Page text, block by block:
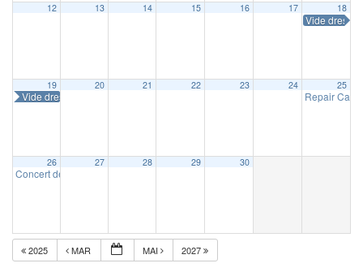
12 13 14 15 16 17 18
Vide
19
Vide dressing
20 21 22 23 24 25
Repair Café
26
Concert de la Concorde
27 28 29 30
2025 MAR MAI 2027